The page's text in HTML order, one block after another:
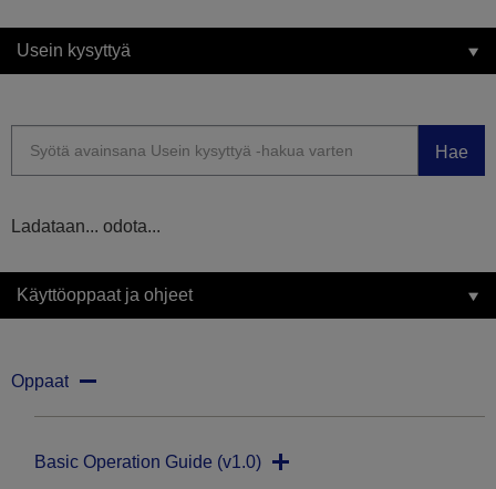
Usein kysyttyä
Hae
Ladataan... odota...
Käyttöoppaat ja ohjeet
Oppaat
Basic Operation Guide (v1.0)